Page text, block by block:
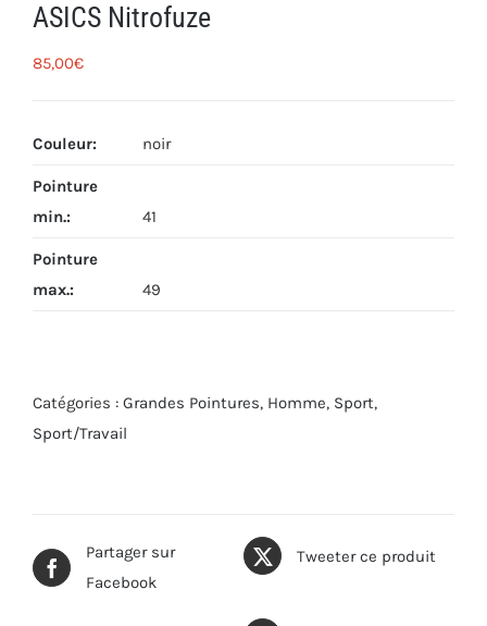
ASICS Nitrofuze
85,00€
Couleur: noir
Pointure
min.: 41
Pointure
max.: 49
Catégories : Grandes Pointures, Homme, Sport,
Sport/Travail
Partager sur
Facebook
Tweeter ce produit